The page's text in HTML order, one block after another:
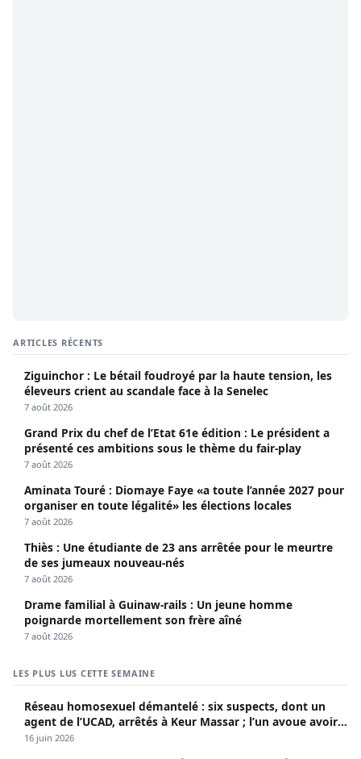
ARTICLES RÉCENTS
Ziguinchor : Le bétail foudroyé par la haute tension, les
éleveurs crient au scandale face à la Senelec
7 août 2026
Grand Prix du chef de l’Etat 61e édition : Le président a
présenté ces ambitions sous le thème du fair-play
7 août 2026
Aminata Touré : Diomaye Faye «a toute l’année 2027 pour
organiser en toute légalité» les élections locales
7 août 2026
Thiès : Une étudiante de 23 ans arrêtée pour le meurtre
de ses jumeaux nouveau-nés
7 août 2026
Drame familial à Guinaw-rails : Un jeune homme
poignarde mortellement son frère aîné
7 août 2026
LES PLUS LUS CETTE SEMAINE
Réseau homosexuel démantelé : six suspects, dont un
agent de l’UCAD, arrêtés à Keur Massar ; l’un avoue avoir
propagé le VIH depuis 2018
16 juin 2026